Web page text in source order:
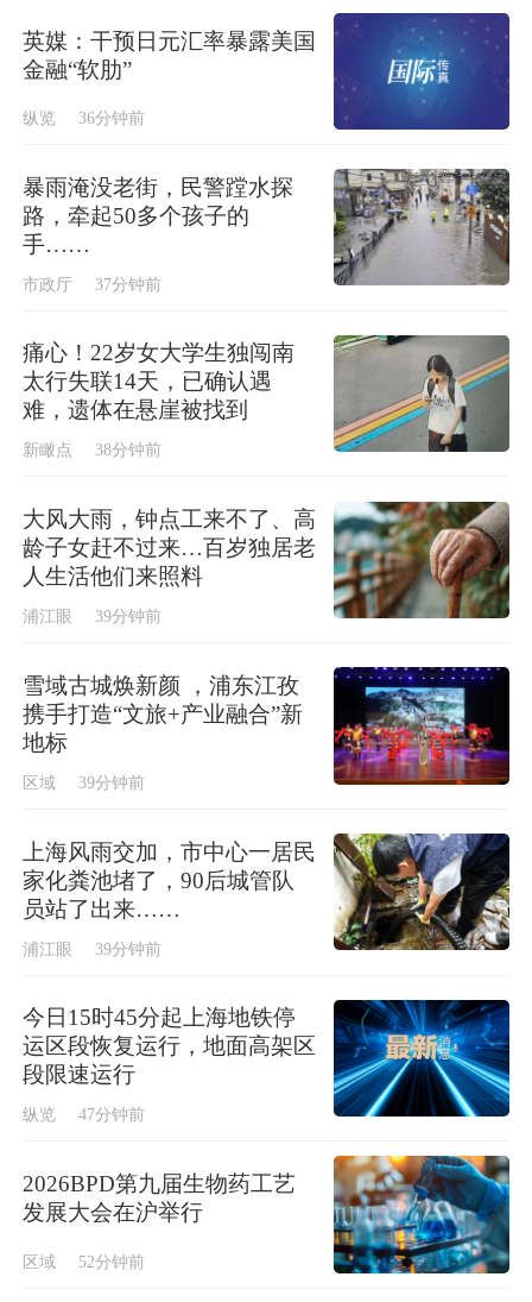
英媒：干预日元汇率暴露美国
金融“软肋”
纵览 36分钟前
暴雨淹没老街，民警蹚水探
路，牵起50多个孩子的
手……
市政厅 37分钟前
痛心！22岁女大学生独闯南
太行失联14天，已确认遇
难，遗体在悬崖被找到
新瞰点 38分钟前
大风大雨，钟点工来不了、高
龄子女赶不过来…百岁独居老
人生活他们来照料
浦江眼 39分钟前
雪域古城焕新颜 ，浦东江孜
携手打造“文旅+产业融合”新
地标
区域 39分钟前
上海风雨交加，市中心一居民
家化粪池堵了，90后城管队
员站了出来……
浦江眼 39分钟前
今日15时45分起上海地铁停
运区段恢复运行，地面高架区
段限速运行
纵览 47分钟前
2026BPD第九届生物药工艺
发展大会在沪举行
区域 52分钟前